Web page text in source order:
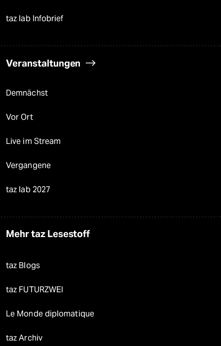
taz lab Infobrief
Veranstaltungen
Demnächst
Vor Ort
Live im Stream
Vergangene
taz lab 2027
Mehr taz Lesestoff
taz Blogs
taz FUTURZWEI
Le Monde diplomatique
taz Archiv